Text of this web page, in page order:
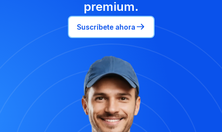
premium.
Suscríbete ahora